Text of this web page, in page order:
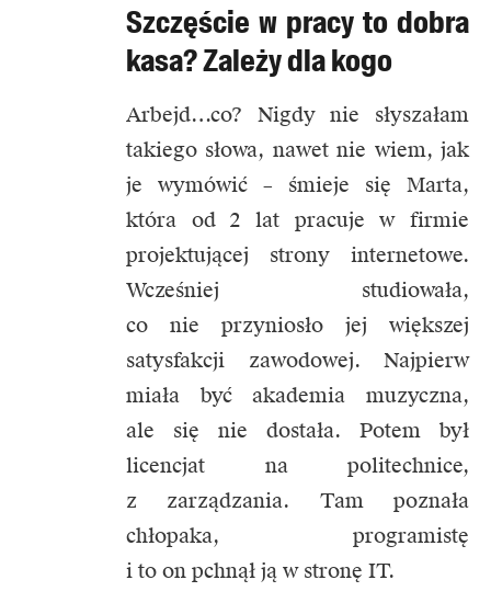
Szczęście w pracy to dobra
kasa? Zależy dla kogo
Arbejd…co? Nigdy nie słyszałam
takiego słowa, nawet nie wiem, jak
je wymówić – śmieje się Marta,
która od 2 lat pracuje w firmie
projektującej strony internetowe.
Wcześniej studiowała,
co nie przyniosło jej większej
satysfakcji zawodowej. Najpierw
miała być akademia muzyczna,
ale się nie dostała. Potem był
licencjat na politechnice,
z zarządzania. Tam poznała
chłopaka, programistę
i to on pchnął ją w stronę IT.